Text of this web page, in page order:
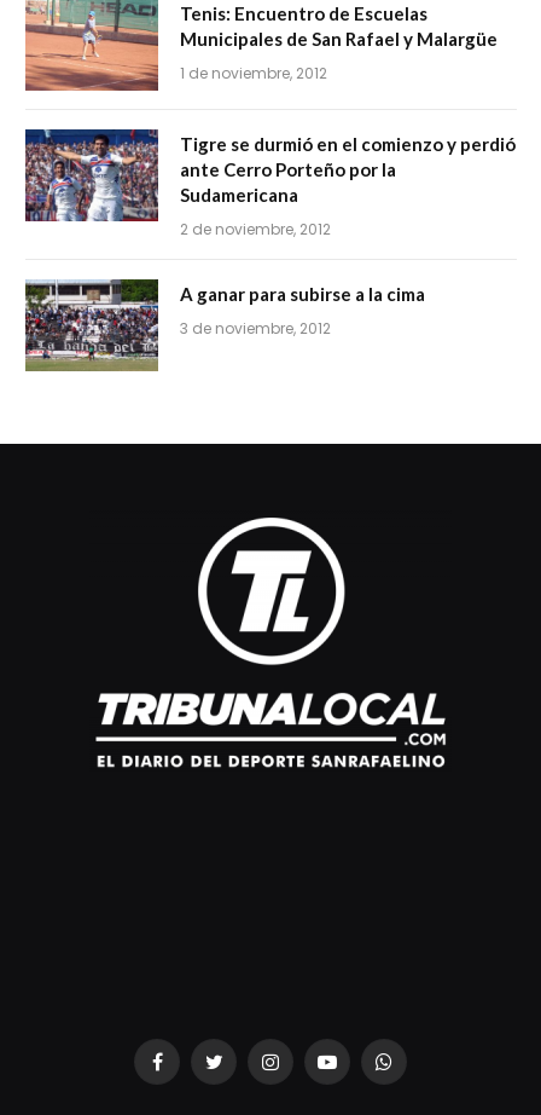
Tenis: Encuentro de Escuelas
Municipales de San Rafael y Malargüe
1 de noviembre, 2012
Tigre se durmió en el comienzo y perdió
ante Cerro Porteño por la
Sudamericana
2 de noviembre, 2012
A ganar para subirse a la cima
3 de noviembre, 2012
FacebookTwitterInstagramYouTubeWhatsApp